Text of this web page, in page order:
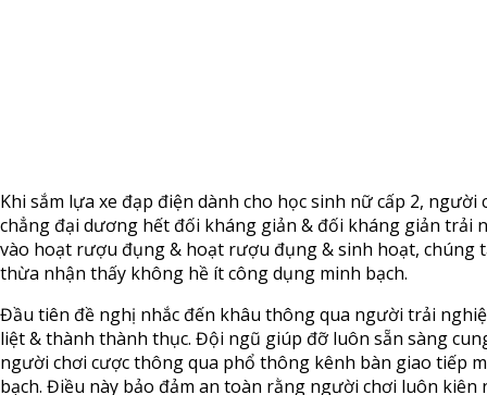
Khi sắm lựa xe đạp điện dành cho học sinh nữ cấp 2, người
chẳng đại dương hết đối kháng giản & đối kháng giản trải
vào hoạt rượu đụng & hoạt rượu đụng & sinh hoạt, chúng
thừa nhận thấy không hề ít công dụng minh bạch.
Đầu tiên đề nghị nhắc đến khâu thông qua người trải
liệt & thành thành thục. Đội ngũ giúp đỡ luôn sẵn sàng
người chơi cược thông qua phổ thông kênh bàn giao tiếp
bạch. Điều này bảo đảm an toàn rằng người chơi luôn kiên